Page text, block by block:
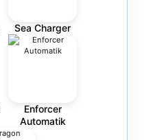
Sea Charger
Enforcer
Automatik